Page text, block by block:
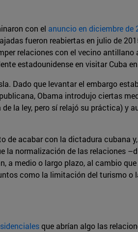
con el anuncio en diciembre de
fueron reabiertas en julio de
relaciones con el vecino antillano
estadounidense en visitar Cuba
Dado que levantar el embargo
Obama introdujo ciertas
la ley, pero sí relajó su práctica) y
de acabar con la dictadura cubana
la normalización de las relaciones
a medio o largo plazo, al cambio
como la limitación del turismo o
que abrían algo las